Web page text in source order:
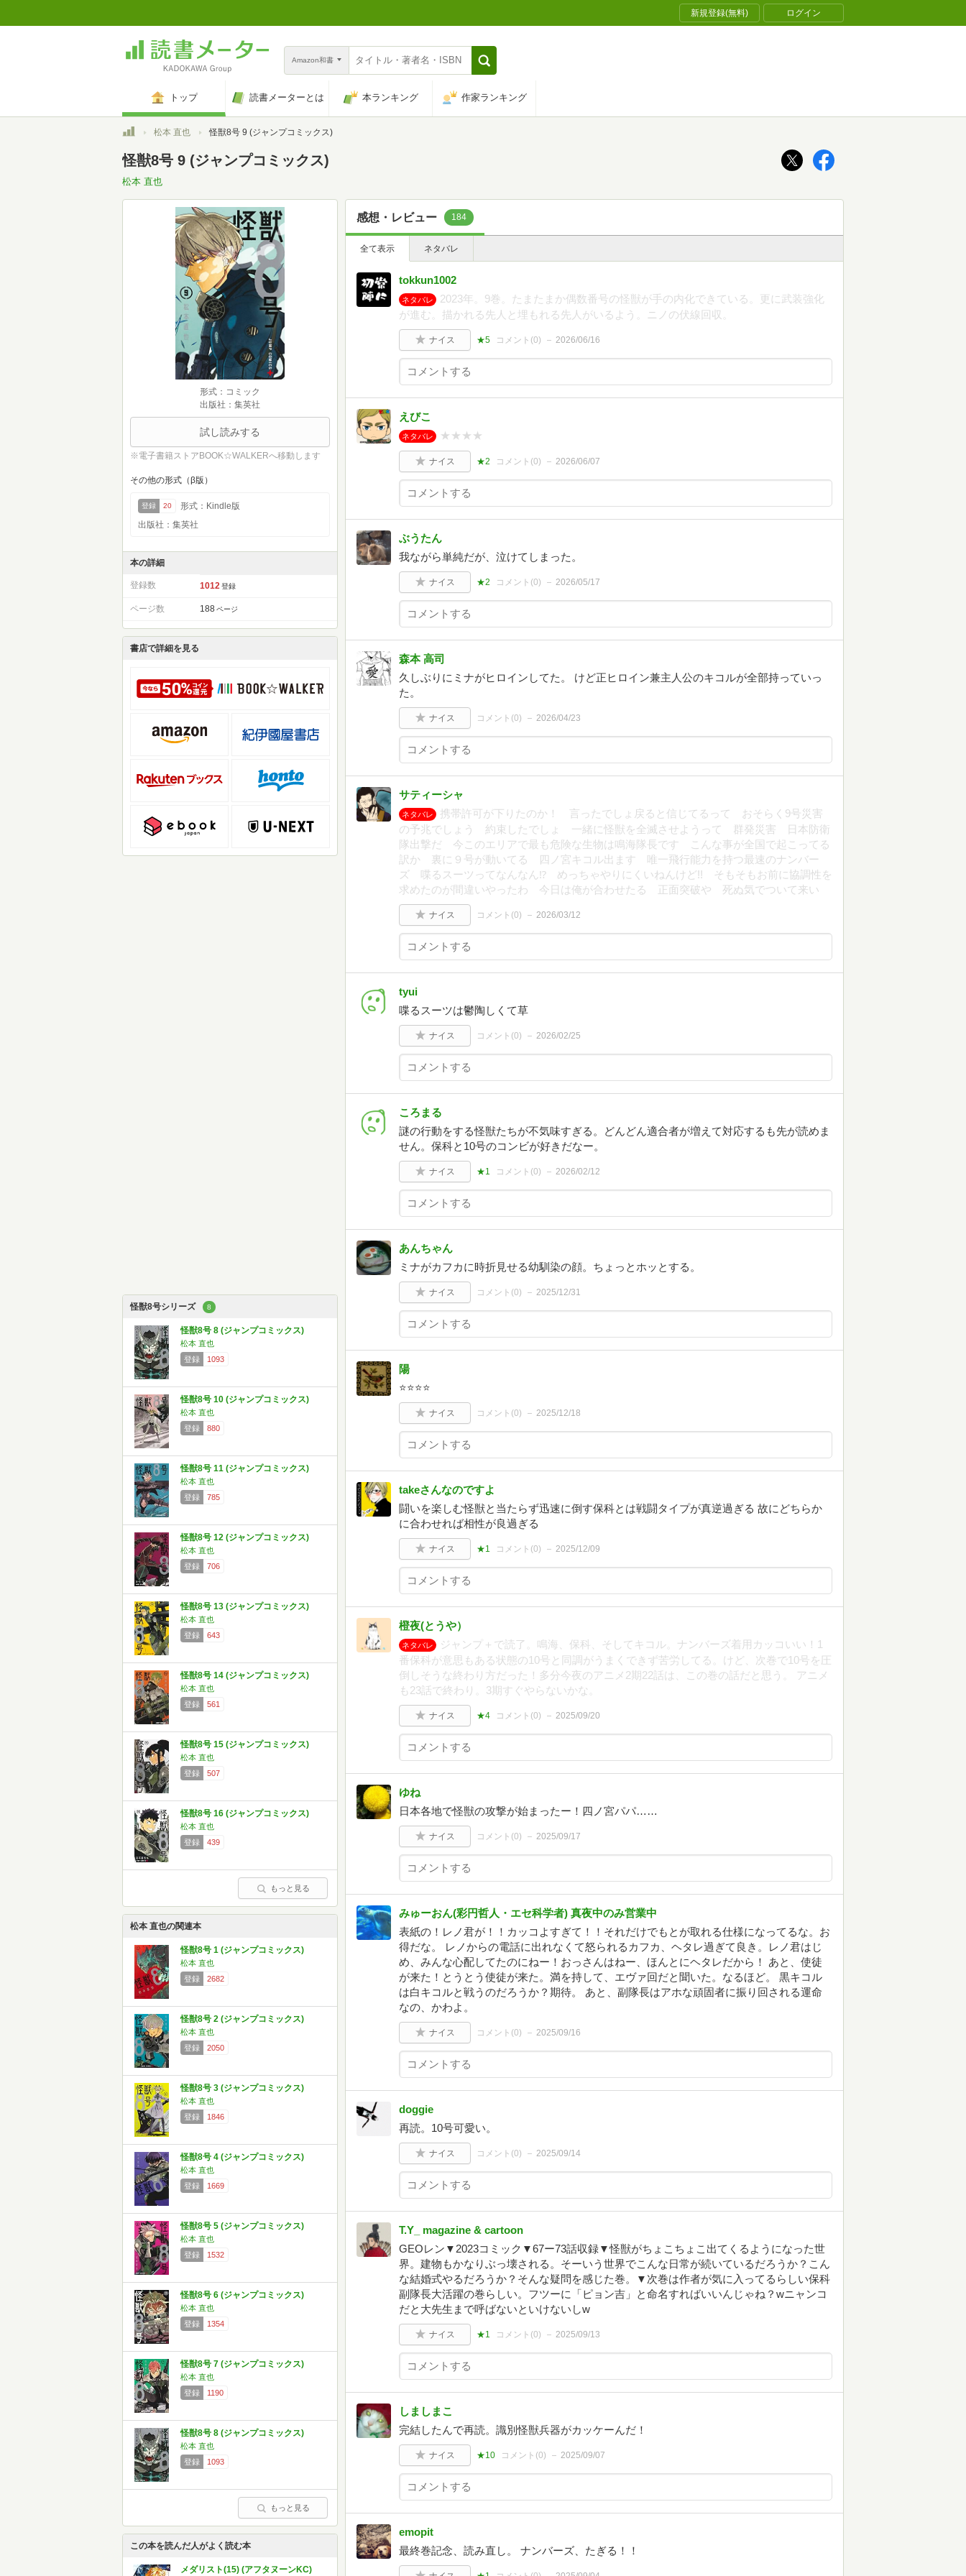
新規登録(無料) ログイン
Amazon和書
トップ 読書メーターとは 本ランキング 作家ランキング
トップ松本 直也 怪獣8号 9 (ジャンプコミックス)
怪獣8号 9 (ジャンプコミックス)
松本 直也
形式：コミック
出版社：集英社
試し読みする
※電子書籍ストアBOOK☆WALKERへ移動します
その他の形式（β版）
登録 20
形式：Kindle版
出版社：集英社
本の詳細
登録数 1012 登録
ページ数 188 ページ
書店で詳細を見る
怪獣8号シリーズ 8
怪獣8号 8 (ジャンプコミックス)
松本 直也
登録
1093
怪獣8号 10 (ジャンプコミックス)
松本 直也
登録
880
怪獣8号 11 (ジャンプコミックス)
松本 直也
登録
785
怪獣8号 12 (ジャンプコミックス)
松本 直也
登録
706
怪獣8号 13 (ジャンプコミックス)
松本 直也
登録
643
怪獣8号 14 (ジャンプコミックス)
松本 直也
登録
561
怪獣8号 15 (ジャンプコミックス)
松本 直也
登録
507
怪獣8号 16 (ジャンプコミックス)
松本 直也
登録
439
もっと見る
松本 直也の関連本
怪獣8号 1 (ジャンプコミックス)
松本 直也
登録
2682
怪獣8号 2 (ジャンプコミックス)
松本 直也
登録
2050
怪獣8号 3 (ジャンプコミックス)
松本 直也
登録
1846
怪獣8号 4 (ジャンプコミックス)
松本 直也
登録
1669
怪獣8号 5 (ジャンプコミックス)
松本 直也
登録
1532
怪獣8号 6 (ジャンプコミックス)
松本 直也
登録
1354
怪獣8号 7 (ジャンプコミックス)
松本 直也
登録
1190
怪獣8号 8 (ジャンプコミックス)
松本 直也
登録
1093
もっと見る
この本を読んだ人がよく読む本
メダリスト(15) (アフタヌーンKC)
感想・レビュー 184
全て表示 ネタバレ
tokkun1002
ネタバレ
2023年。9巻。たまたまか偶数番号の怪獣が手の内化できている。更に武装強化
が進む。描かれる先人と埋もれる先人がいるよう。ニノの伏線回収。
ナイス ★5 コメント(0) 2026/06/16
えびこ
ネタバレ ★★★★
ナイス ★2 コメント(0) 2026/06/07
ぶうたん
我ながら単純だが、泣けてしまった。
ナイス ★2 コメント(0) 2026/05/17
森本 高司
久しぶりにミナがヒロインしてた。 けど正ヒロイン兼主人公のキコルが全部持っていっ
た。
ナイス コメント(0) 2026/04/23
サティーシャ
ネタバレ
携帯許可が下りたのか！ 言ったでしょ戻ると信じてるって おそらく9号災害
の予兆でしょう 約束したでしょ 一緒に怪獣を全滅させようって 群発災害 日本防衛
隊出撃だ 今このエリアで最も危険な生物は鳴海隊長です こんな事が全国で起こってる
訳か 裏に９号が動いてる 四ノ宮キコル出ます 唯一飛行能力を持つ最速のナンバー
ズ 喋るスーツってなんなん⁉ めっちゃやりにくいねんけど!! そもそもお前に協調性を
求めたのが間違いやったわ 今日は俺が合わせたる 正面突破や 死ぬ気でついて来い
ナイス コメント(0) 2026/03/12
tyui
喋るスーツは鬱陶しくて草
ナイス コメント(0) 2026/02/25
ころまる
謎の行動をする怪獣たちが不気味すぎる。どんどん適合者が増えて対応するも先が読めま
せん。保科と10号のコンビが好きだなー。
ナイス ★1 コメント(0) 2026/02/12
あんちゃん
ミナがカフカに時折見せる幼馴染の顔。ちょっとホッとする。
ナイス コメント(0) 2025/12/31
陽
⭐️⭐️⭐️⭐️
ナイス コメント(0) 2025/12/18
takeさんなのですよ
闘いを楽しむ怪獣と当たらず迅速に倒す保科とは戦闘タイプが真逆過ぎる 故にどちらか
に合わせれば相性が良過ぎる
ナイス ★1 コメント(0) 2025/12/09
橙夜(とうや）
ネタバレ
ジャンプ＋で読了。鳴海、保科、そしてキコル。ナンバーズ着用カッコいい！1
番保科が意思もある状態の10号と同調がうまくできず苦労してる。けど、次巻で10号を圧
倒しそうな終わり方だった！多分今夜のアニメ2期22話は、この巻の話だと思う。 アニメ
も23話で終わり。3期すぐやらないかな。
ナイス ★4 コメント(0) 2025/09/20
ゆね
日本各地で怪獣の攻撃が始まったー！四ノ宮パパ……
ナイス コメント(0) 2025/09/17
みゅーおん(彩円哲人・エセ科学者) 真夜中のみ営業中
表紙の！レノ君が！！カッコよすぎて！！それだけでもとが取れる仕様になってるな。お
得だな。 レノからの電話に出れなくて怒られるカフカ、ヘタレ過ぎて良き。レノ君はじ
め、みんな心配してたのにねー！おっさんはねー、ほんとにヘタレだから！ あと、使徒
が来た！とうとう使徒が来た。満を持して、エヴァ回だと聞いた。なるほど。 黒キコル
は白キコルと戦うのだろうか？期待。 あと、副隊長はアホな頑固者に振り回される運命
なの、かわよ。
ナイス コメント(0) 2025/09/16
doggie
再読。10号可愛い。
ナイス コメント(0) 2025/09/14
T.Y_ magazine & cartoon
GEOレン▼2023コミック▼67ー73話収録▼怪獣がちょこちょこ出てくるようになった世
界。建物もかなりぶっ壊される。そーいう世界でこんな日常が続いているだろうか？こん
な結婚式やるだろうか？そんな疑問を感じた巻。▼次巻は作者が気に入ってるらしい保科
副隊長大活躍の巻らしい。フツーに「ピョン吉」と命名すればいいんじゃね？wニャンコ
だと大先生まで呼ばないといけないしw
ナイス ★1 コメント(0) 2025/09/13
しましまこ
完結したんで再読。識別怪獣兵器がカッケーんだ！
ナイス ★10 コメント(0) 2025/09/07
emopit
最終巻記念、読み直し。 ナンバーズ、たぎる！！